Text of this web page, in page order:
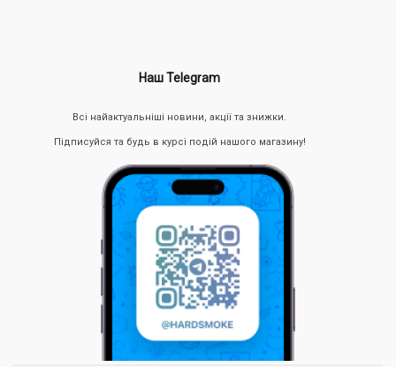
Наш Telegram
Всі найактуальніші новини, акції та знижки.
Підписуйся та будь в курсі подій нашого магазину!